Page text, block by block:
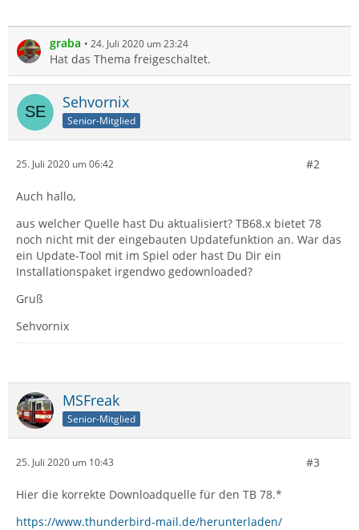
graba 24. Juli 2020 um 23:24
Hat das Thema freigeschaltet.
Sehvornix
Senior-Mitglied
25. Juli 2020 um 06:42 #2
Auch hallo,
aus welcher Quelle hast Du aktualisiert? TB68.x bietet 78
noch nicht mit der eingebauten Updatefunktion an. War das
ein Update-Tool mit im Spiel oder hast Du Dir ein
Installationspaket irgendwo gedownloaded?
Gruß
Sehvornix
MSFreak
Senior-Mitglied
25. Juli 2020 um 10:43 #3
Hier die korrekte Downloadquelle für den TB 78.*
https://www.thunderbird-mail.de/herunterladen/